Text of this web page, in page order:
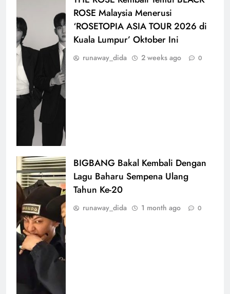
ROSE Malaysia Menerusi
‘ROSETOPIA ASIA TOUR 2026 di
Kuala Lumpur’ Oktober Ini
runaway_dida 2 weeks ago 0
BIGBANG Bakal Kembali Dengan
Lagu Baharu Sempena Ulang
Tahun Ke-20
runaway_dida 1 month ago 0